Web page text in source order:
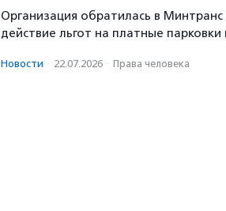
Организация обратилась в
действие льгот на платные
Новости · 22.07.2026 · Права человека